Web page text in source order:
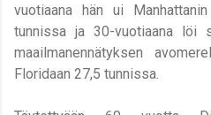
vuotiaana hän ui
tunnissa ja 30-vuotiaana löi
maailmanennätyksen
Floridaan 27,5 tunnissa.